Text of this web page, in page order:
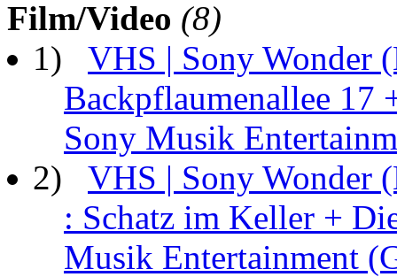
Film/Video (8)
1) VHS | Sony Wonder
Backpflaumenallee 17
Sony Musik
2) VHS | Sony Wonder
: Schatz im Keller +
Musik Entertainment